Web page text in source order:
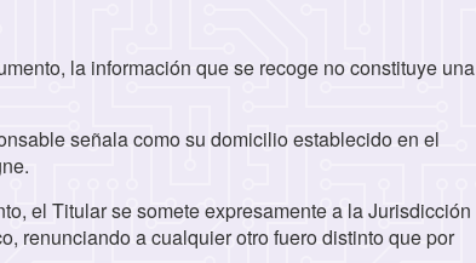
la información que se recoge no constituye una
señala como su domicilio establecido en el
el Titular se somete expresamente a la Jurisdicción
renunciando a cualquier otro fuero distinto que por